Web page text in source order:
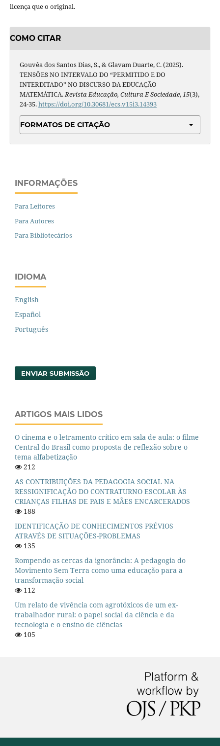
licença que o original.
COMO CITAR
Gouvêa dos Santos Dias, S., & Glavam Duarte, C. (2025).
TENSÕES NO INTERVALO DO “PERMITIDO E DO
INTERDITADO” NO DISCURSO DA EDUCAÇÃO
MATEMÁTICA.Revista Educação, Cultura E Sociedade,15(3),
24-35.https://doi.org/10.30681/ecs.v15i3.14393
FORMATOS DE CITAÇÃO
INFORMAÇÕES
Para Leitores
Para Autores
Para Bibliotecários
IDIOMA
English
Español
Português
ENVIAR SUBMISSÃO
ARTIGOS MAIS LIDOS
O cinema e o letramento crítico em sala de aula: o filme
Central do Brasil como proposta de reflexão sobre o
tema alfabetização
212
AS CONTRIBUIÇÕES DA PEDAGOGIA SOCIAL NA
RESSIGNIFICAÇÃO DO CONTRATURNO ESCOLAR ÀS
CRIANÇAS FILHAS DE PAIS E MÃES ENCARCERADOS
188
IDENTIFICAÇÃO DE CONHECIMENTOS PRÉVIOS
ATRAVÉS DE SITUAÇÕES-PROBLEMAS
135
Rompendo as cercas da ignorância: A pedagogia do
Movimento Sem Terra como uma educação para a
transformação social
112
Um relato de vivência com agrotóxicos de um ex-
trabalhador rural: o papel social da ciência e da
tecnologia e o ensino de ciências
105